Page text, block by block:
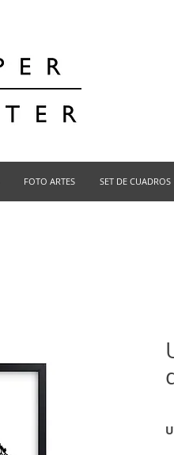
FOTO ARTES SET DE CUADROS